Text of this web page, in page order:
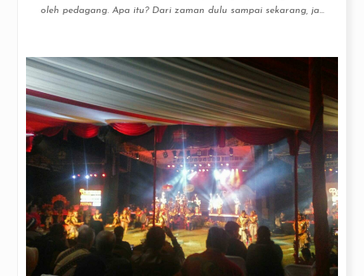
oleh pedagang. Apa itu? Dari zaman dulu sampai sekarang, ja...